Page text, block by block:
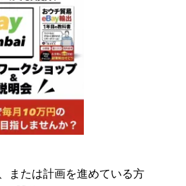
または計画を進めている方